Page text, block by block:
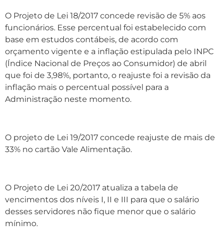
O Projeto de Lei 18/2017 concede revisão de 5% aos
funcionários. Esse percentual foi estabelecido com
base em estudos contábeis, de acordo com
orçamento vigente e a inflação estipulada pelo INPC
(Índice Nacional de Preços ao Consumidor) de abril
que foi de 3,98%, portanto, o reajuste foi a revisão da
inflação mais o percentual possível para a
Administração neste momento.
O projeto de Lei 19/2017 concede reajuste de mais de
33% no cartão Vale Alimentação.
O Projeto de Lei 20/2017 atualiza a tabela de
vencimentos dos níveis I, II e III para que o salário
desses servidores não fique menor que o salário
mínimo.